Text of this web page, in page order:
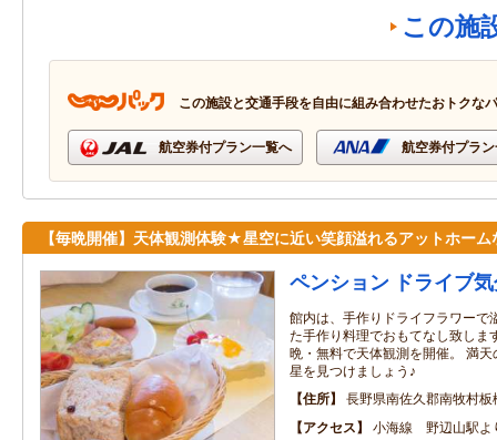
この施
この施設と交通手段を自由に組み合わせたおトクな
航空券付プラン一覧へ 航空券付プラ
【毎晩開催】天体観測体験★星空に近い笑顔溢れるアットホーム
ペンション ドライブ
館内は、手作りドライフラワーで
た手作り料理でおもてなし致しま
晩・無料で天体観測を開催。 満
星を見つけましょう♪
住所
長野県南佐久郡南牧村板
アクセス
小海線 野辺山駅よ